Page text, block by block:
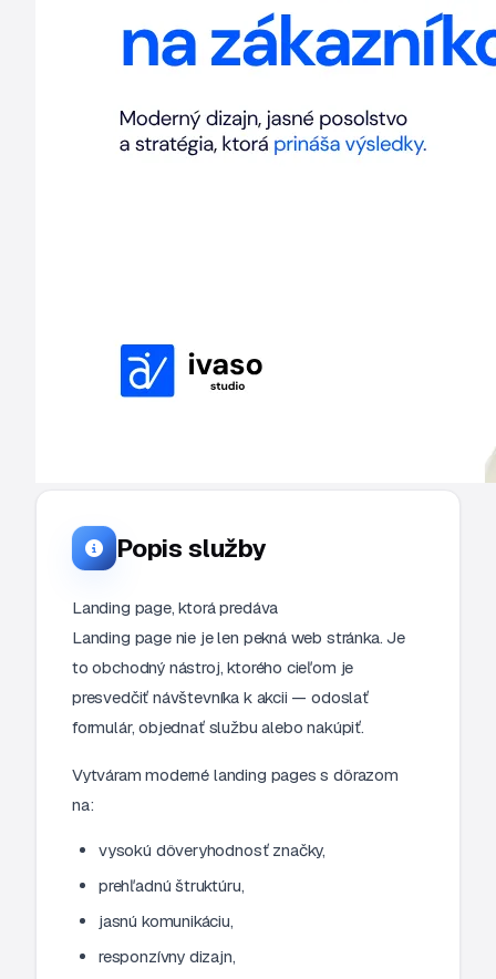
Popis služby
Landing page, ktorá predáva
Landing page nie je len pekná web stránka. Je
to obchodný nástroj, ktorého cieľom je
presvedčiť návštevníka k akcii — odoslať
formulár, objednať službu alebo nakúpiť.
Vytváram moderné landing pages s dôrazom
na:
vysokú dôveryhodnosť značky,
prehľadnú štruktúru,
jasnú komunikáciu,
responzívny dizajn,